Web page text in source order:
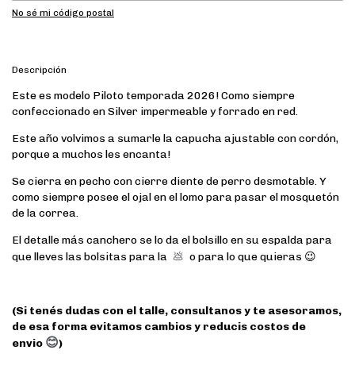
No sé mi código postal
Descripción
Este es modelo Piloto temporada 2026! Como siempre
confeccionado en Silver impermeable y forrado en red.
Este año volvimos a sumarle la capucha ajustable con cordón,
porque a muchos les encanta!
Se cierra en pecho con cierre diente de perro desmotable. Y
como siempre posee el ojal en el lomo para pasar el mosquetón
de la correa.
El detalle más canchero se lo da el bolsillo en su espalda para
que lleves las bolsitas para la 💩 o para lo que quieras 😉
(Si tenés dudas con el talle, consultanos y te asesoramos,
de esa forma evitamos cambios y reducis costos de
envio 😊)